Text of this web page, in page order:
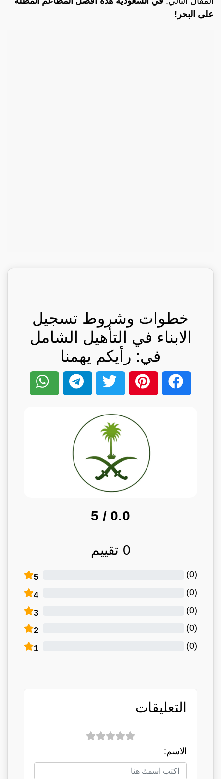
على البحر!
خطوات وشروط تسجيل
الابناء في التأهيل الشامل
في: رأيكم يهمنا
0.0
/ 5
0 تقييم
5 (
0
)
4 (
0
)
3 (
0
)
2 (
0
)
1 (
0
)
التعليقات
الاسم: